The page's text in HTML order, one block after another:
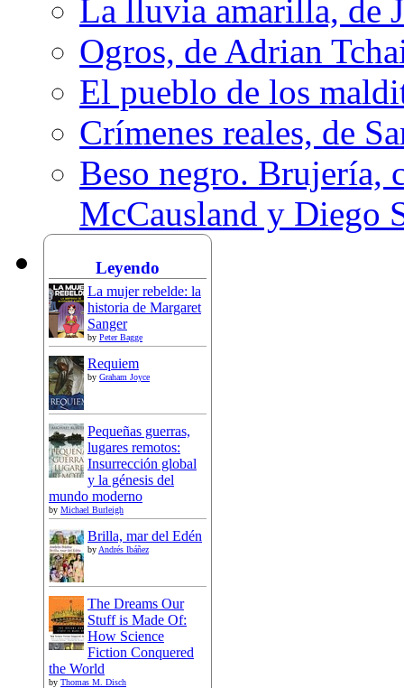
La lluvia amarilla, de
Ogros, de Adrian
El pueblo de los
Crímenes reales, de
Beso negro. Brujería,
McCausland y Diego
Leyendo
La mujer rebelde: la
historia de Margaret
Sanger
by Peter Bagge
Requiem
by Graham Joyce
Pequeñas guerras,
lugares remotos:
Insurrección global
y la génesis del
mundo moderno
by Michael Burleigh
Brilla, mar del Edén
by Andrés Ibáñez
The Dreams Our
Stuff is Made Of:
How Science
Fiction Conquered
the World
by Thomas M. Disch